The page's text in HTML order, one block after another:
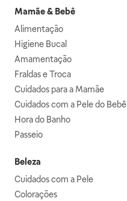
Mamãe & Bebê
Alimentação
Higiene Bucal
Amamentação
Fraldas e Troca
Cuidados para a Mamãe
Cuidados com a Pele do Bebê
Hora do Banho
Passeio
Beleza
Cuidados com a Pele
Colorações